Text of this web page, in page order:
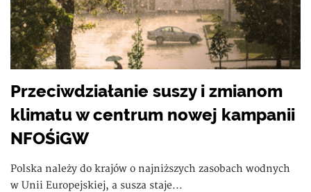
Przeciwdziałanie suszy i zmianom
klimatu w centrum nowej kampanii
NFOŚiGW
Polska należy do krajów o najniższych zasobach wodnych
w Unii Europejskiej, a susza staje...